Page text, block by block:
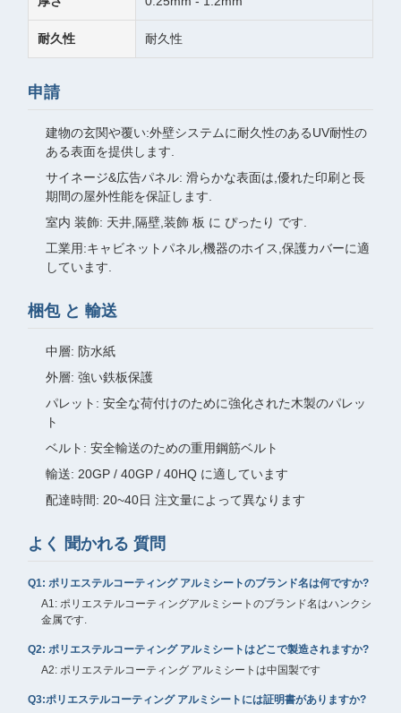
耐久性 耐久性
申請
建物の玄関や覆い:外壁システムに耐久性のあるUV耐性の
ある表面を提供します.
サイネージ&広告パネル: 滑らかな表面は,優れた印刷と長
期間の屋外性能を保証します.
室内 装飾: 天井,隔壁,装飾 板 に ぴったり です.
工業用:キャビネットパネル,機器のホイス,保護カバーに適
しています.
梱包 と 輸送
中層: 防水紙
外層: 強い鉄板保護
パレット: 安全な荷付けのために強化された木製のパレッ
ト
ベルト: 安全輸送のための重用鋼筋ベルト
輸送: 20GP / 40GP / 40HQ に適しています
配達時間: 20~40日 注文量によって異なります
よく 聞かれる 質問
Q1: ポリエステルコーティング アルミシートのブランド名は何ですか?
A1: ポリエステルコーティングアルミシートのブランド名はハンクシ
金属です.
Q2: ポリエステルコーティング アルミシートはどこで製造されますか?
A2: ポリエステルコーティング アルミシートは中国製です
Q3:ポリエステルコーティング アルミシートには証明書がありますか?